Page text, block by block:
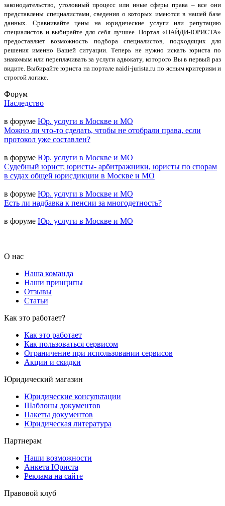
законодательство, уголовный процесс или иные сферы права – все они
представлены специалистами, сведения о которых имеются в нашей базе
данных. Сравнивайте цены на юридические услуги или репутацию
специалистов и выбирайте для себя лучшее. Портал «НАЙДИ-ЮРИСТА»
предоставляет возможность подбора специалистов, подходящих для
решения именно Вашей ситуации. Теперь не нужно искать юриста по
знакомым или переплачивать за услуги адвокату, которого Вы в первый раз
видите. Выбирайте юриста на портале naidi-jurista.ru по ясным критериям и
строгой логике.
Форум
Наследство
в форуме Юр. услуги в Москве и МО
Можно ли что-то сделать, чтобы не отобрали права, если
протокол уже составлен?
в форуме Юр. услуги в Москве и МО
Судебный юрист; юристы- арбитражники, юристы по спорам
в судах общей юрисдикции в Москве и МО
в форуме Юр. услуги в Москве и МО
Есть ли надбавка к пенсии за многодетность?
в форуме Юр. услуги в Москве и МО
О нас
Наша команда
Наши принципы
Отзывы
Статьи
Как это работает?
Как это работает
Как пользоваться сервисом
Ограничение при использовании сервисов
Акции и скидки
Юридический магазин
Юридические консультации
Шаблоны документов
Пакеты документов
Юридическая литература
Партнерам
Наши возможности
Анкета Юриста
Реклама на сайте
Правовой клуб